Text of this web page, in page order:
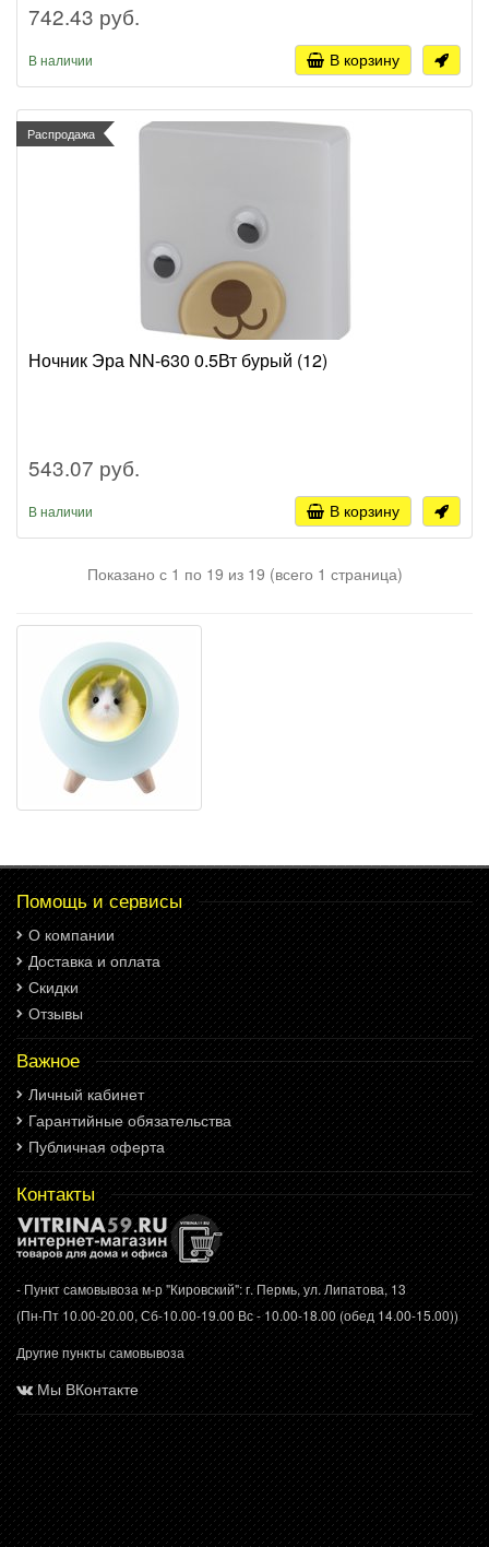
742.43 руб.
В наличии В корзину
Распродажа
Ночник Эра NN-630 0.5Вт бурый (12)
543.07 руб.
В наличии В корзину
Показано с 1 по 19 из 19 (всего 1 страница)
Помощь и сервисы
О компании
Доставка и оплата
Скидки
Отзывы
Важное
Личный кабинет
Гарантийные обязательства
Публичная оферта
Контакты
- Пункт самовывоза м-р "Кировский": г. Пермь, ул. Липатова, 13
(Пн-Пт 10.00-20.00, Сб-10.00-19.00 Вс - 10.00-18.00 (обед 14.00-15.00))
Другие пункты самовывоза
Мы ВКонтакте